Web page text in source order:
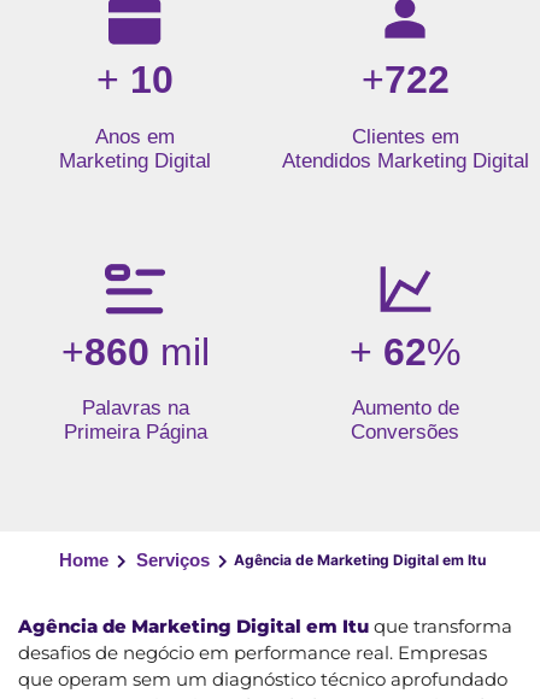
+ 10
Anos em
Marketing Digital
+722
Clientes em
Atendidos Marketing Digital
+860 mil
Palavras na
Primeira Página
+ 62%
Aumento de
Conversões
Home Serviços Agência de Marketing Digital em Itu
Agência de Marketing Digital em Itu que transforma
desafios de negócio em performance real. Empresas
que operam sem um diagnóstico técnico aprofundado